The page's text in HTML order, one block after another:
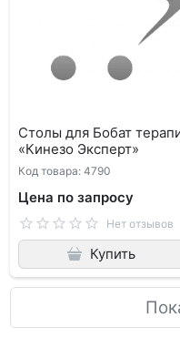
Столы для Бобат
«Кинезо Эксперт»
Код товара: 4790
Цена по запросу
Нет отзывов
Купить